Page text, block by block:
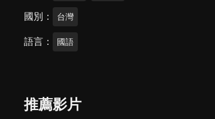
國別 台灣
語言 國語
推薦影片